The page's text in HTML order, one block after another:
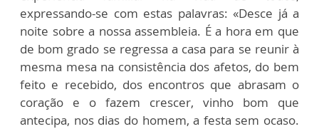
expressando-se com estas palavras: «Desce já a
noite sobre a nossa assembleia. É a hora em que
de bom grado se regressa a casa para se reunir à
mesma mesa na consistência dos afetos, do bem
feito e recebido, dos encontros que abrasam o
coração e o fazem crescer, vinho bom que
antecipa, nos dias do homem, a festa sem ocaso.